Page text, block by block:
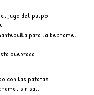
el jugo del pulpo
para la bechamel.
quebrada
con las patatas.
sin sal.